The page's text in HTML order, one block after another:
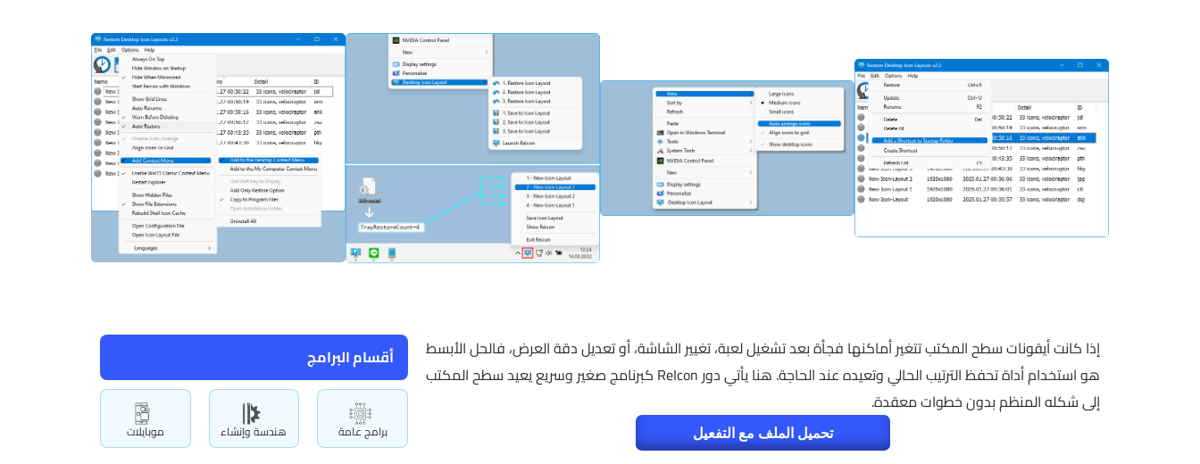
أقسام البرامج
برامج عامة هندسة وإنشاء موبايلات
إذا كانت أيقونات سطح المكتب تتغير أماكنها فجأة بعد تشغيل لعبة، تغيير الشاشة، أو تعديل دقة العرض، فالحل الأبسط
هو استخدام أداة تحفظ الترتيب الحالي وتعيده عند الحاجة. هنا يأتي دور ReIcon كبرنامج صغير وسريع يعيد سطح المكتب
إلى شكله المنظم بدون خطوات معقدة.
تحميل الملف مع التفعيل